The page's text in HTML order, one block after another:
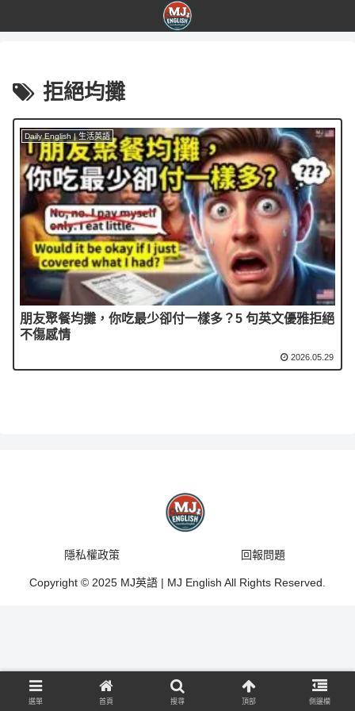
拒絕均攤
Daily English | 生活英語
朋友聚餐均攤，你吃最少卻付一樣多？5 句英文優雅拒絕
不傷感情
2026.05.29
隱私權政策 回報問題
Copyright © 2025 MJ英語 | MJ English All Rights Reserved.
選單 首頁 搜尋 頂部 側邊欄